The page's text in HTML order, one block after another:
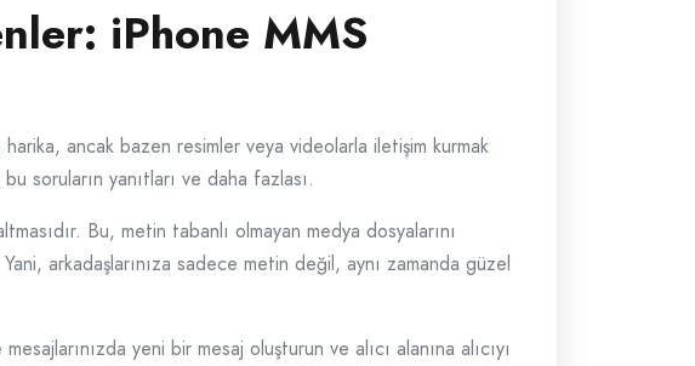
iPhone MMS
ancak bazen resimler veya videolarla iletişim kurmak
soruların yanıtları ve daha fazlası.
Bu, metin tabanlı olmayan medya dosyalarını
arkadaşlarınıza sadece metin değil, aynı zamanda güzel
yeni bir mesaj oluşturun ve alıcı alanına alıcıyı